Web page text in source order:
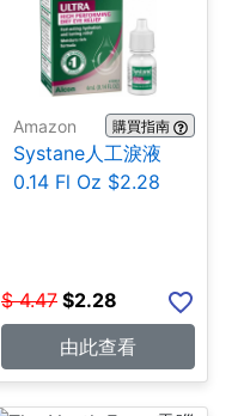
Amazon 購買指南
Systane人工淚液
0.14 Fl Oz $2.28
$ 4.47 $2.28
由此查看